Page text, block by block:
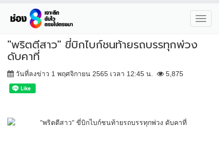
"พริตตีสาว" ขี่บิกไบก์ชนท้ายรถบรรทุกพ่วง
ดับคาที่
วันที่ลงข่าว 1 พฤศจิกายน 2565 เวลา 12:45 น. 5,875